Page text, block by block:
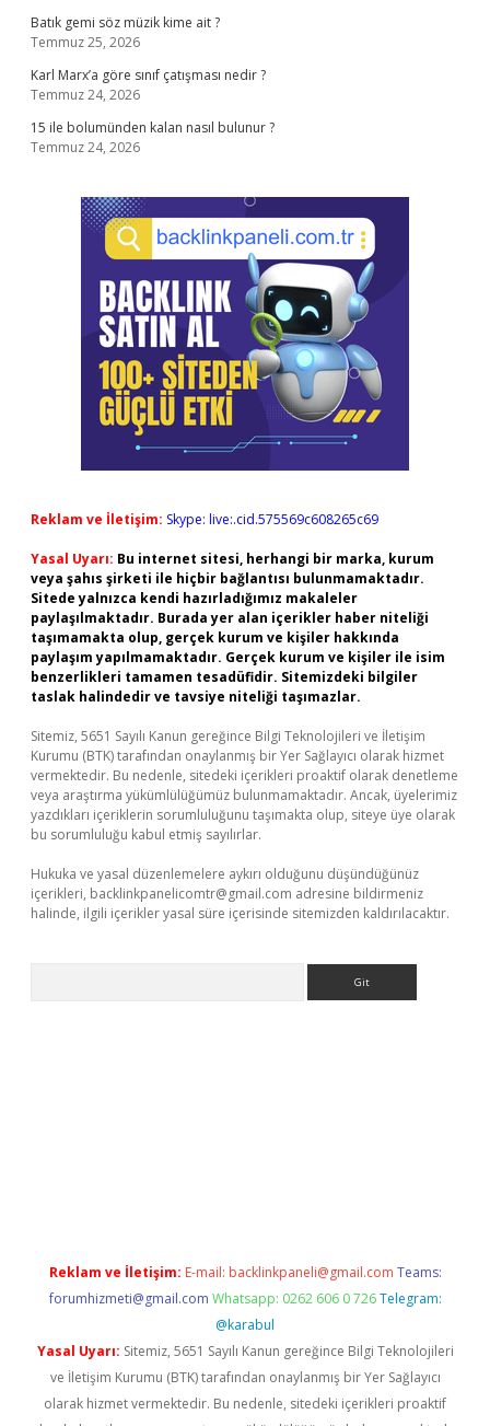
Batık gemi söz müzik kime ait ?
Temmuz 25, 2026
Karl Marx’a göre sınıf çatışması nedir ?
Temmuz 24, 2026
15 ile bolumünden kalan nasıl bulunur ?
Temmuz 24, 2026
Reklam ve İletişim: Skype: live:.cid.575569c608265c69
Yasal Uyarı: Bu internet sitesi, herhangi bir marka, kurum
veya şahıs şirketi ile hiçbir bağlantısı bulunmamaktadır.
Sitede yalnızca kendi hazırladığımız makaleler
paylaşılmaktadır. Burada yer alan içerikler haber niteliği
taşımamakta olup, gerçek kurum ve kişiler hakkında
paylaşım yapılmamaktadır. Gerçek kurum ve kişiler ile isim
benzerlikleri tamamen tesadüfidir. Sitemizdeki bilgiler
taslak halindedir ve tavsiye niteliği taşımazlar.
Sitemiz, 5651 Sayılı Kanun gereğince Bilgi Teknolojileri ve İletişim
Kurumu (BTK) tarafından onaylanmış bir Yer Sağlayıcı olarak hizmet
vermektedir. Bu nedenle, sitedeki içerikleri proaktif olarak denetleme
veya araştırma yükümlülüğümüz bulunmamaktadır. Ancak, üyelerimiz
yazdıkları içeriklerin sorumluluğunu taşımakta olup, siteye üye olarak
bu sorumluluğu kabul etmiş sayılırlar.
Hukuka ve yasal düzenlemelere aykırı olduğunu düşündüğünüz
içerikleri, backlinkpanelicomtr@gmail.com adresine bildirmeniz
halinde, ilgili içerikler yasal süre içerisinde sitemizden kaldırılacaktır.
Reklam ve İletişim: E-mail: backlinkpaneli@gmail.com Teams:
forumhizmeti@gmail.com Whatsapp: 0262 606 0 726 Telegram:
@karabul
Yasal Uyarı: Sitemiz, 5651 Sayılı Kanun gereğince Bilgi Teknolojileri
ve İletişim Kurumu (BTK) tarafından onaylanmış bir Yer Sağlayıcı
olarak hizmet vermektedir. Bu nedenle, sitedeki içerikleri proaktif